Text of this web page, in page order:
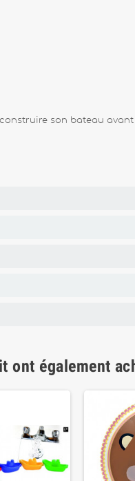
son bateau
ont également